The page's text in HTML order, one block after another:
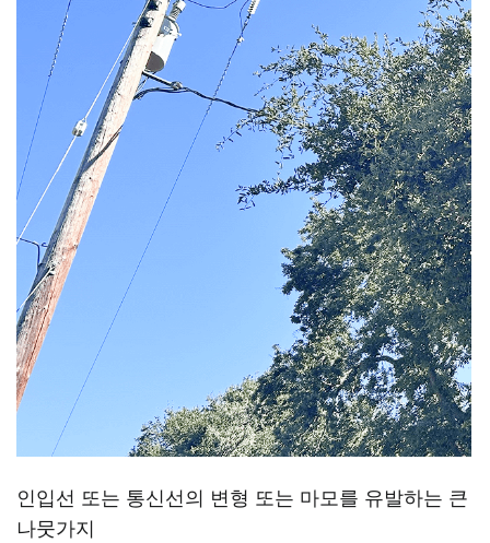
인입선 또는 통신선의 변형 또는 마모를 유발하는 큰
나뭇가지